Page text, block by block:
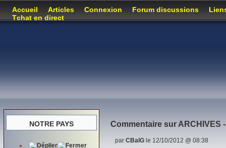
Accueil Articles Connexion Forum discussions
Tchat en direct
NOTRE PAYS Commentaire sur ARCHIVES
par CBalG le 12/10/2012 @ 08:38